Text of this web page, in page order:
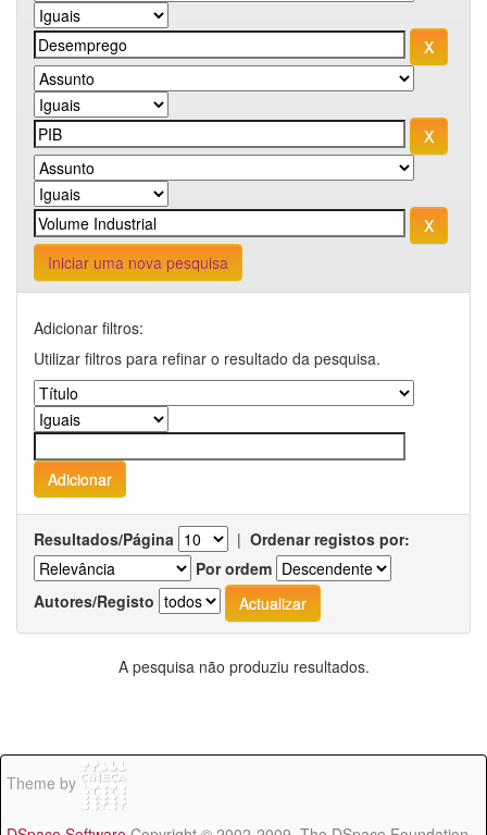
Iniciar uma nova pesquisa
Adicionar filtros:
Utilizar filtros para refinar o resultado da pesquisa.
Resultados/Página | Ordenar registos por:
Por ordem
Autores/Registo
A pesquisa não produziu resultados.
Theme by